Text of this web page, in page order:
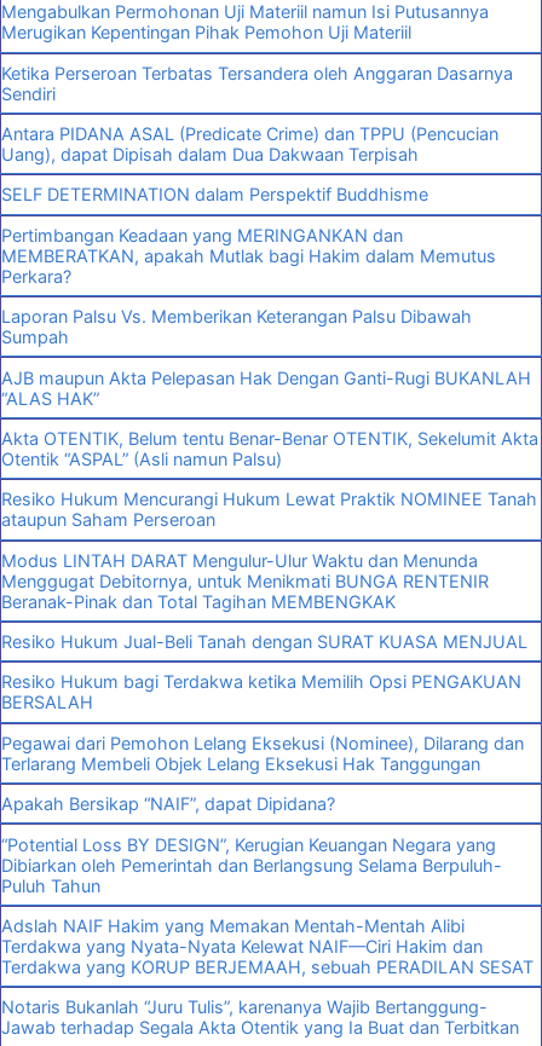
Mengabulkan Permohonan Uji Materiil namun Isi Putusannya
Merugikan Kepentingan Pihak Pemohon Uji Materiil
Ketika Perseroan Terbatas Tersandera oleh Anggaran Dasarnya
Sendiri
Antara PIDANA ASAL (Predicate Crime) dan TPPU (Pencucian
Uang), dapat Dipisah dalam Dua Dakwaan Terpisah
SELF DETERMINATION dalam Perspektif Buddhisme
Pertimbangan Keadaan yang MERINGANKAN dan
MEMBERATKAN, apakah Mutlak bagi Hakim dalam Memutus
Perkara?
Laporan Palsu Vs. Memberikan Keterangan Palsu Dibawah
Sumpah
AJB maupun Akta Pelepasan Hak Dengan Ganti-Rugi BUKANLAH
“ALAS HAK”
Akta OTENTIK, Belum tentu Benar-Benar OTENTIK, Sekelumit Akta
Otentik “ASPAL” (Asli namun Palsu)
Resiko Hukum Mencurangi Hukum Lewat Praktik NOMINEE Tanah
ataupun Saham Perseroan
Modus LINTAH DARAT Mengulur-Ulur Waktu dan Menunda
Menggugat Debitornya, untuk Menikmati BUNGA RENTENIR
Beranak-Pinak dan Total Tagihan MEMBENGKAK
Resiko Hukum Jual-Beli Tanah dengan SURAT KUASA MENJUAL
Resiko Hukum bagi Terdakwa ketika Memilih Opsi PENGAKUAN
BERSALAH
Pegawai dari Pemohon Lelang Eksekusi (Nominee), Dilarang dan
Terlarang Membeli Objek Lelang Eksekusi Hak Tanggungan
Apakah Bersikap “NAIF”, dapat Dipidana?
“Potential Loss BY DESIGN”, Kerugian Keuangan Negara yang
Dibiarkan oleh Pemerintah dan Berlangsung Selama Berpuluh-
Puluh Tahun
Adslah NAIF Hakim yang Memakan Mentah-Mentah Alibi
Terdakwa yang Nyata-Nyata Kelewat NAIF—Ciri Hakim dan
Terdakwa yang KORUP BERJEMAAH, sebuah PERADILAN SESAT
Notaris Bukanlah “Juru Tulis”, karenanya Wajib Bertanggung-
Jawab terhadap Segala Akta Otentik yang Ia Buat dan Terbitkan